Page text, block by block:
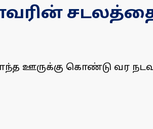
ஊருக்கு கொண்டு வர